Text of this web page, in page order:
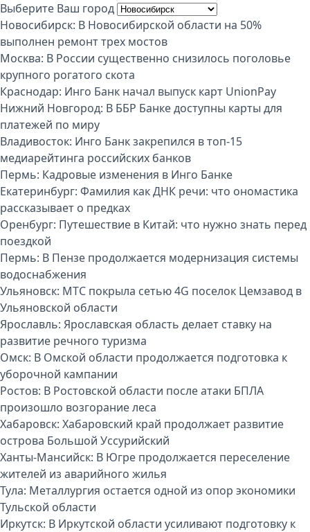
Выберите Ваш город
Новосибирск: В Новосибирской области на 50%
выполнен ремонт трех мостов
Москва: В России существенно снизилось поголовье
крупного рогатого скота
Краснодар: Инго Банк начал выпуск карт UnionPay
Нижний Новгород: В ББР Банке доступны карты для
платежей по миру
Владивосток: Инго Банк закрепился в топ-15
медиарейтинга российских банков
Пермь: Кадровые изменения в Инго Банке
Екатеринбург: Фамилия как ДНК речи: что ономастика
рассказывает о предках
Оренбург: Путешествие в Китай: что нужно знать перед
поездкой
Пермь: В Пензе продолжается модернизация системы
водоснабжения
Ульяновск: МТС покрыла сетью 4G поселок Цемзавод в
Ульяновской области
Ярославль: Ярославская область делает ставку на
развитие речного туризма
Омск: В Омской области продолжается подготовка к
уборочной кампании
Ростов: В Ростовской области после атаки БПЛА
произошло возгорание леса
Хабаровск: Хабаровский край продолжает развитие
острова Большой Уссурийский
Ханты-Мансийск: В Югре продолжается переселение
жителей из аварийного жилья
Тула: Металлургия остается одной из опор экономики
Тульской области
Иркутск: В Иркутской области усиливают подготовку к